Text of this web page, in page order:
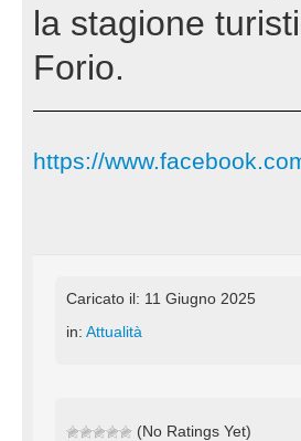
la stagione
Forio.
https://
Caricato il: 11 Giugno 2025
in: Attualità
(No Ratings Yet)